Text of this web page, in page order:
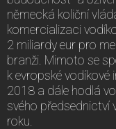
německá količní
komercializaci
2 miliardy eur pro
branži. Mimoto se
k evropské vodíkové
2018 a dále hodlá
svého předsednictví
roku.